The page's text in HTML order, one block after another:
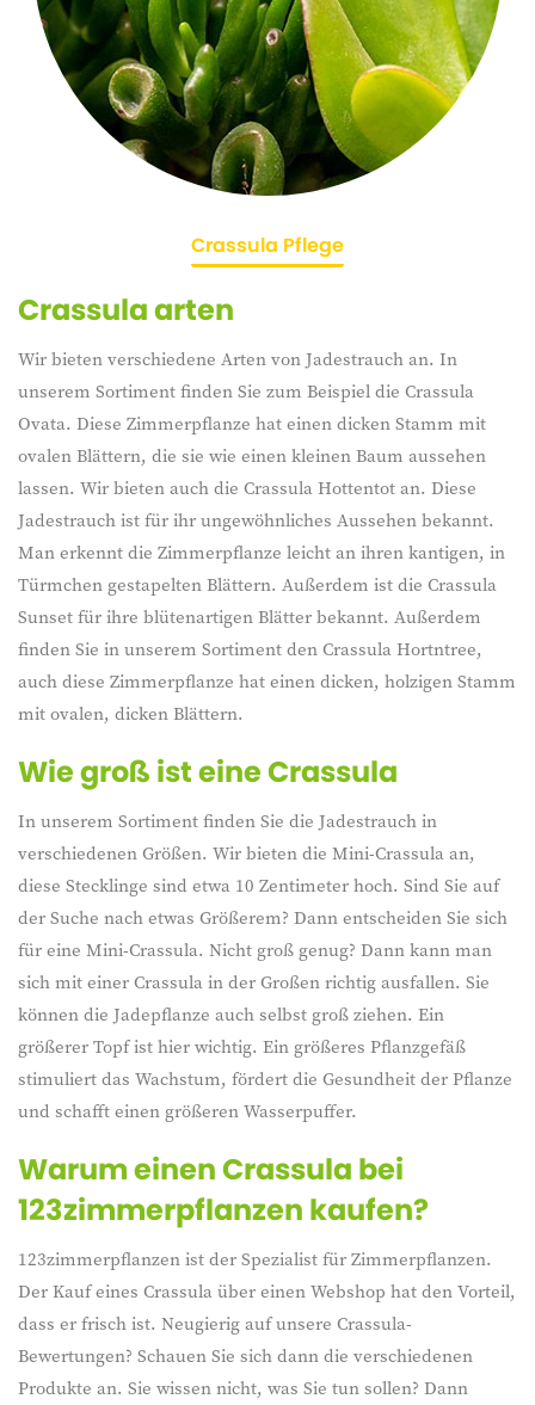
Crassula Pflege
Crassula arten
Wir bieten verschiedene Arten von Jadestrauch an. In
unserem Sortiment finden Sie zum Beispiel die Crassula
Ovata. Diese Zimmerpflanze hat einen dicken Stamm mit
ovalen Blättern, die sie wie einen kleinen Baum aussehen
lassen. Wir bieten auch die Crassula Hottentot an. Diese
Jadestrauch ist für ihr ungewöhnliches Aussehen bekannt.
Man erkennt die Zimmerpflanze leicht an ihren kantigen, in
Türmchen gestapelten Blättern. Außerdem ist die Crassula
Sunset für ihre blütenartigen Blätter bekannt. Außerdem
finden Sie in unserem Sortiment den Crassula Hortntree,
auch diese Zimmerpflanze hat einen dicken, holzigen Stamm
mit ovalen, dicken Blättern.
Wie groß ist eine Crassula
In unserem Sortiment finden Sie die Jadestrauch in
verschiedenen Größen. Wir bieten die Mini-Crassula an,
diese Stecklinge sind etwa 10 Zentimeter hoch. Sind Sie auf
der Suche nach etwas Größerem? Dann entscheiden Sie sich
für eine Mini-Crassula. Nicht groß genug? Dann kann man
sich mit einer Crassula in der Großen richtig ausfallen. Sie
können die Jadepflanze auch selbst groß ziehen. Ein
größerer Topf ist hier wichtig. Ein größeres Pflanzgefäß
stimuliert das Wachstum, fördert die Gesundheit der Pflanze
und schafft einen größeren Wasserpuffer.
Warum einen Crassula bei
123zimmerpflanzen kaufen?
123zimmerpflanzen ist der Spezialist für Zimmerpflanzen.
Der Kauf eines Crassula über einen Webshop hat den Vorteil,
dass er frisch ist. Neugierig auf unsere Crassula-
Bewertungen? Schauen Sie sich dann die verschiedenen
Produkte an. Sie wissen nicht, was Sie tun sollen? Dann